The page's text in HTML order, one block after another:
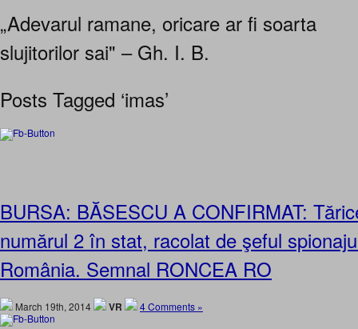
„Adevarul ramane, oricare ar fi soarta
slujitorilor sai" – Gh. I. B.
Posts Tagged ‘imas’
BURSA: BĂSESCU A CONFIRMAT:
numărul 2 în stat, racolat de şeful
România. Semnal RONCEA RO
March 19th, 2014 VR 4 Comments »